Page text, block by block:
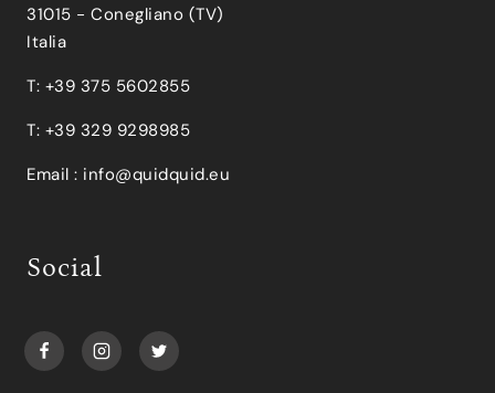
31015 - Conegliano (TV)
Italia
T: +39 375 5602855
T: +39 329 9298985
Email : info@quidquid.eu
Social